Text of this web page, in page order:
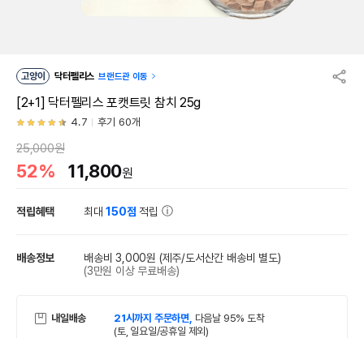
고양이 닥터펠리스 브랜드관 이동
[2+1] 닥터펠리스 포캣트릿 참치 25g
4.7 후기 60개
25,000원
52% 11,800원
적립혜택 최대150점 적립
배송정보 배송비 3,000원 (제주/도서산간 배송비 별도)
(3만원 이상 무료배송)
내일배송 21시까지 주문하면, 다음날 95% 도착
(토, 일요일/공휴일 제외)